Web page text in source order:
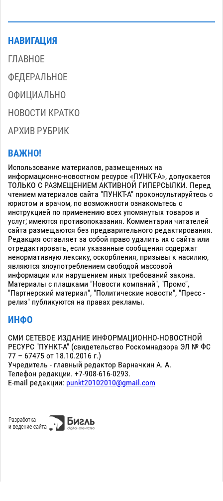
НАВИГАЦИЯ
ГЛАВНОЕ
ФЕДЕРАЛЬНОЕ
ОФИЦИАЛЬНО
НОВОСТИ КРАТКО
АРХИВ РУБРИК
ВАЖНО!
Использование материалов, размещенных на
информационно-новостном ресурсе «ПУНКТ-А», допускается
ТОЛЬКО С РАЗМЕЩЕНИЕМ АКТИВНОЙ ГИПЕРСЫЛКИ. Перед
чтением материалов сайта "ПУНКТ-А" проконсультируйтесь с
юристом и врачом, по возможности ознакомьтесь с
инструкцией по применению всех упомянутых товаров и
услуг; имеются противопоказания. Комментарии читателей
сайта размещаются без предварительного редактирования.
Редакция оставляет за собой право удалить их с сайта или
отредактировать, если указанные сообщения содержат
ненормативную лексику, оскорбления, призывы к насилию,
являются злоупотреблением свободой массовой
информации или нарушением иных требований закона.
Материалы с плашками "Новости компаний", "Промо",
"Партнерский материал", "Политические новости", "Пресс -
релиз" публикуются на правах рекламы.
ИНФО
СМИ СЕТЕВОЕ ИЗДАНИЕ ИНФОРМАЦИОННО-НОВОСТНОЙ
РЕСУРС "ПУНКТ-А" (свидетельство Роскомнадзора ЭЛ № ФС
77 – 67475 от 18.10.2016 г.)
Учредитель - главный редактор Варначкин А. А.
Телефон редакции. +7-908-616-0293.
E-mail редакции: punkt20102010@gmail.com